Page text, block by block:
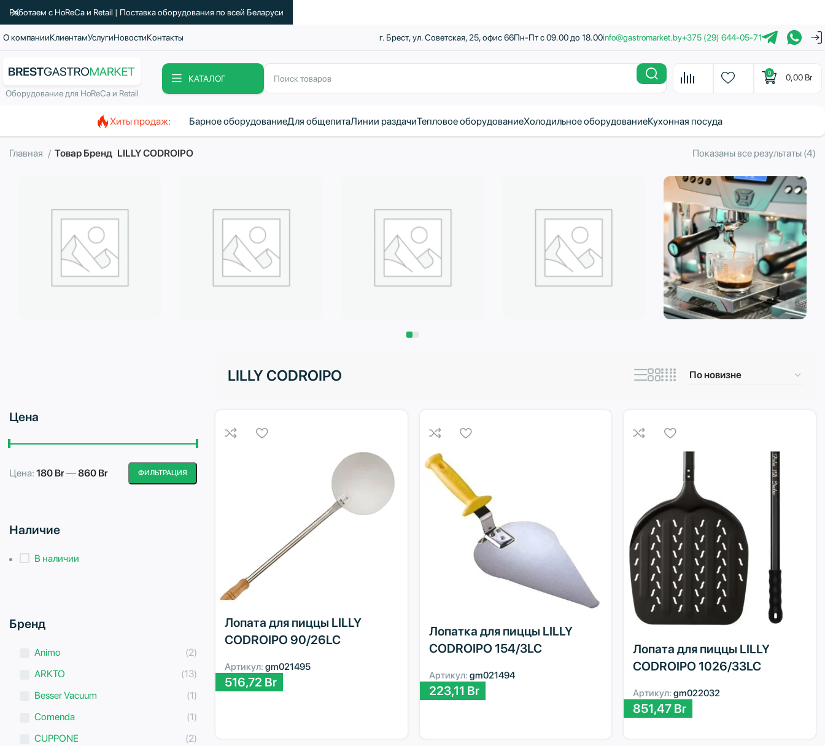
О компанииКлиентамУслугиНовостиКонтакты г. Брест, ул. Советская, 25, офис 66Пн-Пт с 09.00 до 18.00info@gastromarket.by+375 (29) 644-05-71
Оборудование для HoReCa и Retail
КАТАЛОГ
0 0,00 Br
Хиты продаж: Барное оборудованиеДля общепитаЛинии раздачиТепловое оборудованиеХолодильное оборудованиеКухонная посуда
Главная Товар Бренд LILLY CODROIPO Показаны все результаты (4)
Цена
Минимальная
Максимальная
ФИЛЬТРАЦИЯ
Цена: 180 Br—860 Br
Наличие
В наличии
Бренд
Animo
(2)
ARKTO
(13)
Besser Vacuum
(1)
Comenda
(1)
CUPPONE
(2)
LILLY CODROIPO
Лопата для пиццы LILLY
CODROIPO 90/26LC
Артикул: gm021495
516,72 Br
Лопатка для пиццы LILLY
CODROIPO 154/3LC
Артикул: gm021494
223,11 Br
Лопата для пиццы LILLY
CODROIPO 1026/33LC
Артикул:gm022032
851,47 Br
Работаем с HoReCa и Retail | Поставка оборудования по всей Беларуси